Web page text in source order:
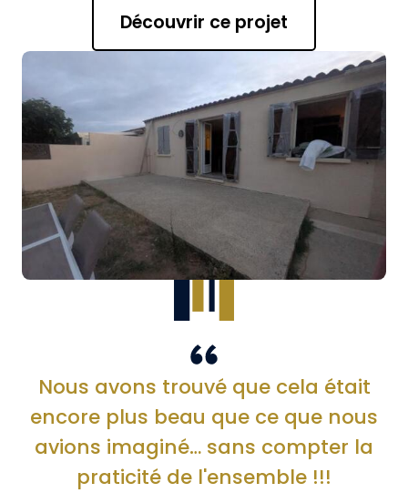
Découvrir ce projet
Nous avons trouvé que cela était
encore plus beau que ce que nous
avions imaginé… sans compter la
praticité de l'ensemble !!!